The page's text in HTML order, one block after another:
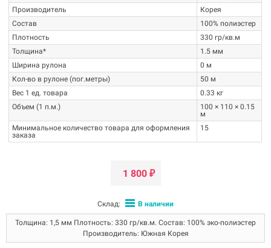
Производитель
Корея
Состав
100% полиэстер
Плотность
330 гр/кв.м
Толщина*
1.5 мм
Ширина рулона
0 м
Кол-во в рулоне (пог.метры)
50 м
Вес 1 ед. товара
0.33 кг
Объем (1 п.м.)
100 × 110 × 0.15
м
Минимальное количество товара для оформления
заказа
15
1 800 ₽
Склад: В наличии
Толщина: 1,5 мм Плотность: 330 гр/кв.м. Состав: 100% эко-полиэстер
Производитель: Южная Корея